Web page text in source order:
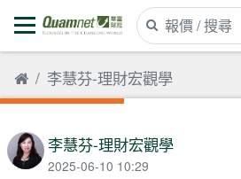
李慧芬-理財宏觀學
李慧芬-理財宏觀學
2025-06-10 10:29